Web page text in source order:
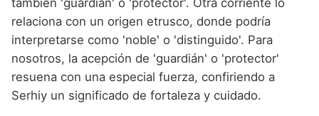
relaciona con un origen etrusco, donde podría
interpretarse como 'noble' o 'distinguido'. Para
nosotros, la acepción de 'guardián' o 'protector'
resuena con una especial fuerza, confiriendo a
Serhiy un significado de fortaleza y cuidado.